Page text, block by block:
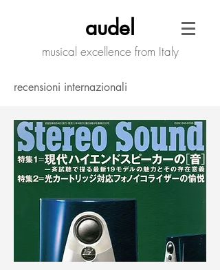
audel
musical excellence from Italy
recensioni internazionali